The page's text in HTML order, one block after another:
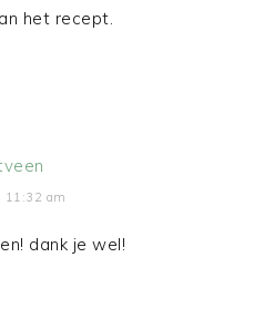
het recept.
11:32 am
dank je wel!